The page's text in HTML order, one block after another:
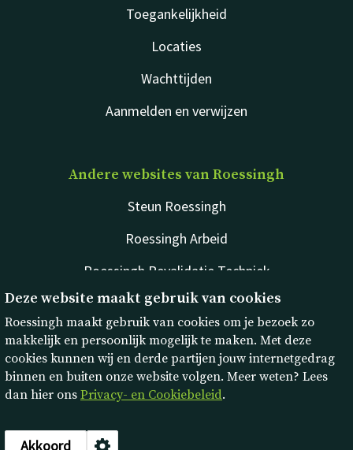
Deze website maakt gebruik van cookies
Roessingh maakt gebruik van cookies om je bezoek zo
makkelijk en persoonlijk mogelijk te maken. Met deze
cookies kunnen wij en derde partijen jouw internetgedrag
binnen en buiten onze website volgen. Meer weten? Lees
dan hier ons Privacy- en Cookiebeleid.
Akkoord
Locaties
Wachttijden
Toegankelijkheid
Aanmelden en verwijzen
Andere websites van Roessingh
Steun Roessingh
Roessingh Revalidatie Techniek
Roessingh Arbeid
rdgKompagne
Disclaimer